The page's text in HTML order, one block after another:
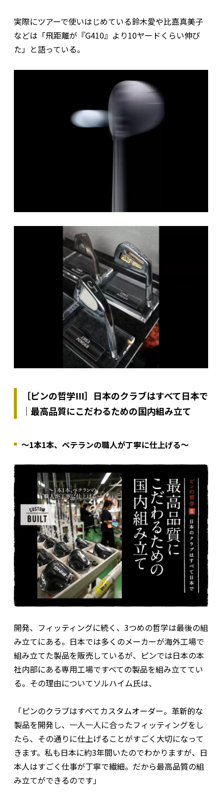
実際にツアーで使いはじめている鈴木愛や比嘉真美子
などは「飛距離が『G410』より10ヤードくらい伸び
た」と語っている。
［ピンの哲学III］日本のクラブはすべて日本で
｜最高品質にこだわるための国内組み立て
～1本1本、ベテランの職人が丁寧に仕上げる～
開発、フィッティングに続く、3つめの哲学は最後の組
み立てにある。日本では多くのメーカーが海外工場で
組み立てた製品を販売しているが、ピンでは日本の本
社内部にある専用工場ですべての製品を組み立ててい
る。その理由についてソルハイム氏は、
「ピンのクラブはすべてカスタムオーダー。革新的な
製品を開発し、一人一人に合ったフィッティングをし
たら、その通りに仕上げることがすごく大切になって
きます。私も日本に約3年間いたのでわかりますが、日
本人はすごく仕事が丁寧で繊細。だから最高品質の組
み立てができるのです」